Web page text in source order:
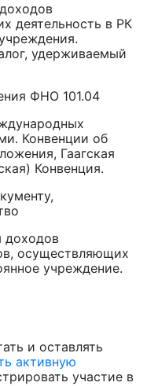
деятельность в РК
удерживаемый
ФНО 101.04
Конвенции об
Гаагская
Конвенция.
доходов
осуществляющих
учреждение.
и оставлять
активную
участие в